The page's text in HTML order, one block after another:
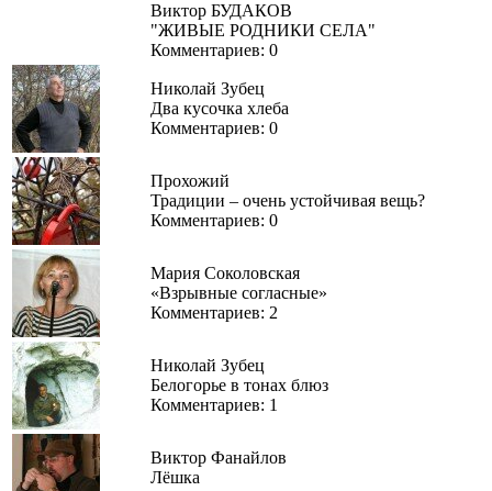
Виктор БУДАКОВ
"ЖИВЫЕ РОДНИКИ СЕЛА"
Комментариев: 0
Николай Зубец
Два кусочка хлеба
Комментариев: 0
Прохожий
Традиции – очень устойчивая вещь?
Комментариев: 0
Мария Соколовская
«Взрывные согласные»
Комментариев: 2
Николай Зубец
Белогорье в тонах блюз
Комментариев: 1
Виктор Фанайлов
Лёшка